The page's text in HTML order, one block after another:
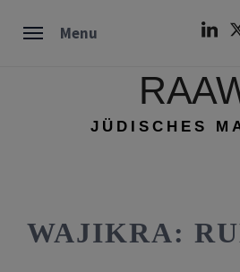
Menu
JÜDISCHES
WAJIKRA: